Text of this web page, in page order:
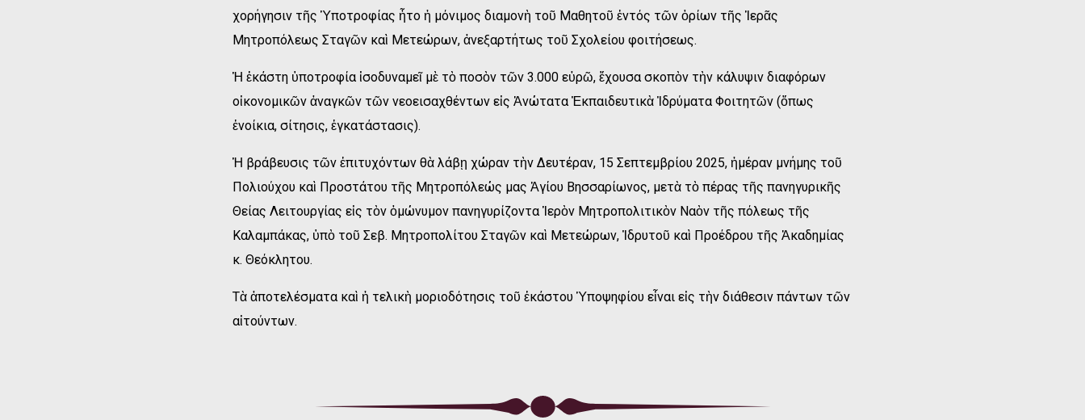
χορήγησιν τῆς Ὑποτροφίας ἦτο ἡ μόνιμος διαμονὴ τοῦ Μαθητοῦ ἐντός τῶν ὁρίων τῆς Ἱερᾶς
Μητροπόλεως Σταγῶν καὶ Μετεώρων, ἀνεξαρτήτως τοῦ Σχολείου φοιτήσεως.
Ἡ ἑκάστη ὑποτροφία ἰσοδυναμεῖ μὲ τὸ ποσὸν τῶν 3.000 εὐρῶ, ἔχουσα σκοπὸν τὴν κάλυψιν διαφόρων
οἰκονομικῶν ἀναγκῶν τῶν νεοεισαχθέντων εἰς Ἀνώτατα Ἐκπαιδευτικὰ Ἰδρύματα Φοιτητῶν (ὅπως
ἐνοίκια, σίτησις, ἐγκατάστασις).
Ἡ βράβευσις τῶν ἐπιτυχόντων θὰ λάβῃ χώραν τὴν Δευτέραν, 15 Σεπτεμβρίου 2025, ἡμέραν μνήμης τοῦ
Πολιούχου καὶ Προστάτου τῆς Μητροπόλεώς μας Ἁγίου Βησσαρίωνος, μετὰ τὸ πέρας τῆς πανηγυρικῆς
Θείας Λειτουργίας εἰς τὸν ὁμώνυμον πανηγυρίζοντα Ἱερὸν Μητροπολιτικὸν Ναὸν τῆς πόλεως τῆς
Καλαμπάκας, ὑπὸ τοῦ Σεβ. Μητροπολίτου Σταγῶν καὶ Μετεώρων, Ἰδρυτοῦ καὶ Προέδρου τῆς Ἀκαδημίας
κ. Θεόκλητου.
Τὰ ἀποτελέσματα καὶ ἡ τελικὴ μοριοδότησις τοῦ ἑκάστου Ὑποψηφίου εἶναι εἰς τὴν διάθεσιν πάντων τῶν
αἰτούντων.